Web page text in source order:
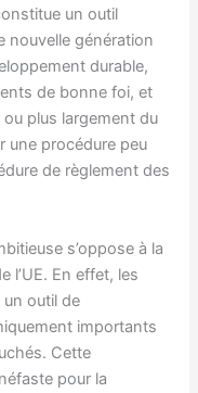
un outil
nouvelle génération
durable,
de bonne foi, et
plus largement du
une procédure peu
de règlement des
s’oppose à la
l’UE. En effet, les
outil de
importants
Cette
pour la